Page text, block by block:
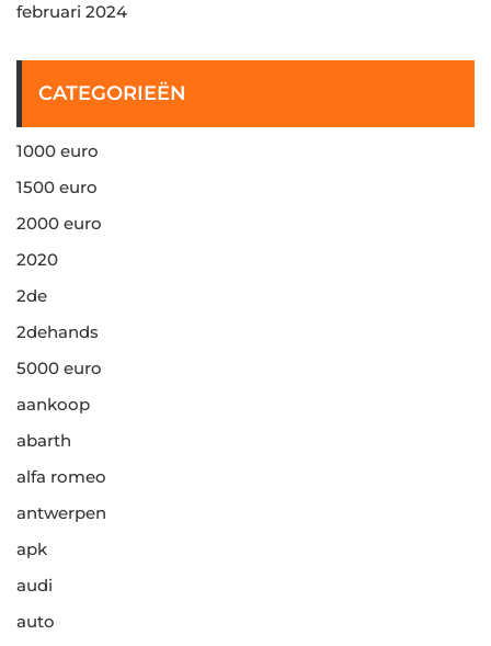
februari 2024
CATEGORIEËN
1000 euro
1500 euro
2000 euro
2020
2de
2dehands
5000 euro
aankoop
abarth
alfa romeo
antwerpen
apk
audi
auto